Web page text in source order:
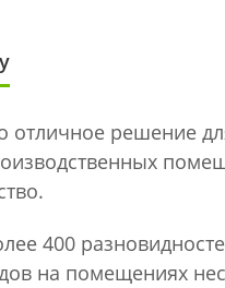
отличное решение
400
на помещениях